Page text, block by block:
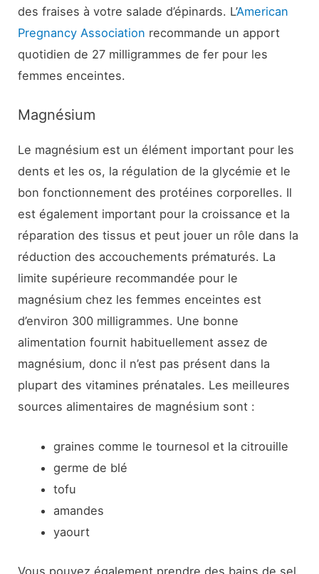
des fraises à votre salade d’épinards. L’American
Pregnancy Association recommande un apport
quotidien de 27 milligrammes de fer pour les
femmes enceintes.
Magnésium
Le magnésium est un élément important pour les
dents et les os, la régulation de la glycémie et le
bon fonctionnement des protéines corporelles. Il
est également important pour la croissance et la
réparation des tissus et peut jouer un rôle dans la
réduction des accouchements prématurés. La
limite supérieure recommandée pour le
magnésium chez les femmes enceintes est
d’environ 300 milligrammes. Une bonne
alimentation fournit habituellement assez de
magnésium, donc il n’est pas présent dans la
plupart des vitamines prénatales. Les meilleures
sources alimentaires de magnésium sont :
graines comme le tournesol et la citrouille
germe de blé
tofu
amandes
yaourt